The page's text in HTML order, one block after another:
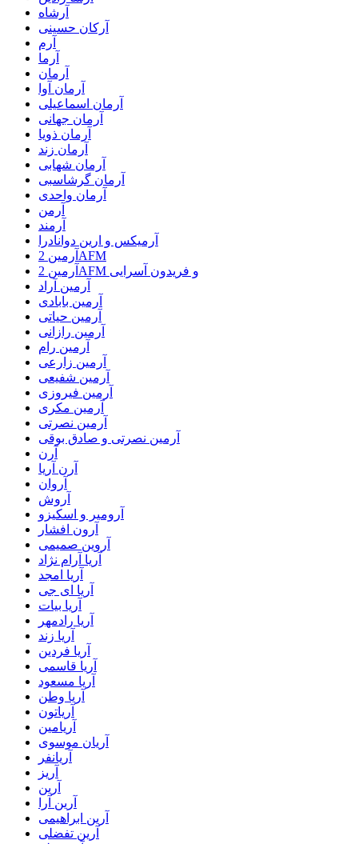
آرشاه
آرکان حسینی
آرم
آرما
آرمان
آرمان آوا
آرمان اسماعیلی
آرمان جهانی
آرمان ذویا
آرمان زند
آرمان شهابی
آرمان گرشاسبی
آرمان واحدی
آرمن
آرمند
آرمیکس و ارین دوانادرا
آرمین 2AFM
آرمین 2AFM و فریدون آسرایی
آرمین آراد
آرمین بابادی
آرمین حیاتی
آرمین رازانی
آرمین رام
آرمین زارعی
آرمین شفیعی
آرمین فیروزی
آرمین مکری
آرمین نصرتی
آرمین نصرتی و صادق بوقی
آرن
آرن آریا
آروان
آروش
آرومیر و اسکیزو
آرون افشار
آروین صمیمی
آریا آرام نژاد
آریا امجد
آریا ای جی
آریا بیات
آریا رادمهر
آریا زند
آریا فردین
آریا قاسمی
آریا مسعود
آریا وطن
آریاتون
آریامین
آریان موسوی
آریانفر
آریز
آرین
آرین آرا
آرین ابراهیمی
آرین تفضلی